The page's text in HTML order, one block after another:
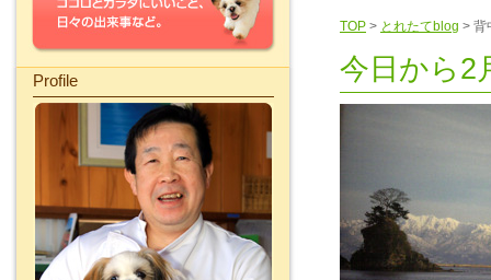
Profile
TOP > とれたてblog > 背
今日から2